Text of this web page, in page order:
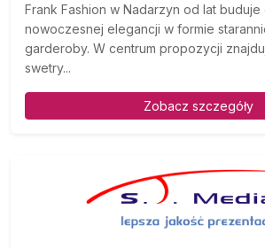
Frank Fashion w Nadarzyn od lat
nowoczesnej elegancji w formie
garderoby. W centrum propozycji
swetry...
Zobacz szczegóły